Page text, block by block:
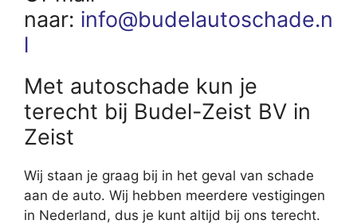
naar: info@budelautoschade.n
l
Met autoschade kun je
terecht bij Budel-Zeist BV in
Zeist
Wij staan je graag bij in het geval van schade
aan de auto. Wij hebben meerdere vestigingen
in Nederland, dus je kunt altijd bij ons terecht.